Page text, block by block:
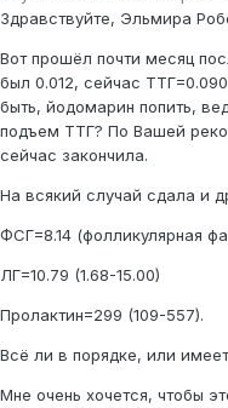
Здравствуйте, Эльмира
Вот прошёл почти месяц
был 0.012, сейчас
быть, йодомарин попить,
подъем ТТГ? По Вашей
сейчас закончила.
На всякий случай сдала и
ФСГ=8.14 (фолликулярная
ЛГ=10.79 (1.68-15.00)
Пролактин=299 (109-557).
Всё ли в порядке, или
Мне очень хочется, чтобы